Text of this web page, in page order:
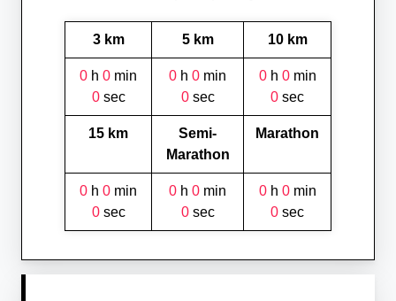
3 km 5 km 10 km
0 h 0 min
0sec
0 h 0 min
0sec
0h 0min
0 sec
15 km
Semi-
Marathon
Marathon
0 h 0 min
0sec
0 h 0 min
0sec
0h 0min
0 sec